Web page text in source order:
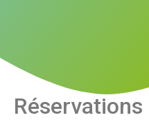
Réservations